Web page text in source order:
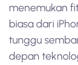
menemukan
biasa dari
tunggu
depan